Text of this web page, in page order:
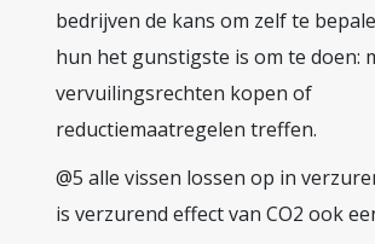
bedrijven de kans om zelf te
hun het gunstigste is om te doen:
vervuilingsrechten kopen of
reductiemaatregelen treffen.
@5 alle vissen lossen op in
is verzurend effect van CO2 ook